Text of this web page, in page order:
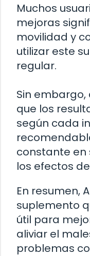
Muchos
mejoras
movilidad y
utilizar este
regular.
Sin
que los
según cada
constante en
los efectos
En resumen,
suplemento
útil para
aliviar el
problemas